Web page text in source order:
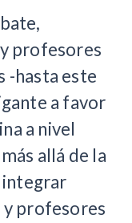
profesores
-hasta este
a favor
a nivel
allá de la
integrar
profesores